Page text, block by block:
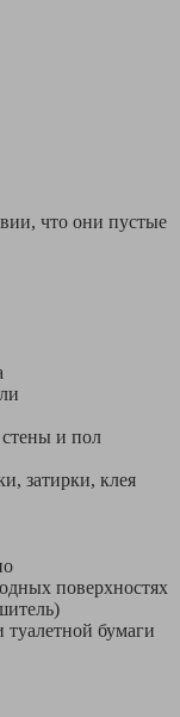
что они пустые
и пол
затирки, клея
поверхностях
бумаги